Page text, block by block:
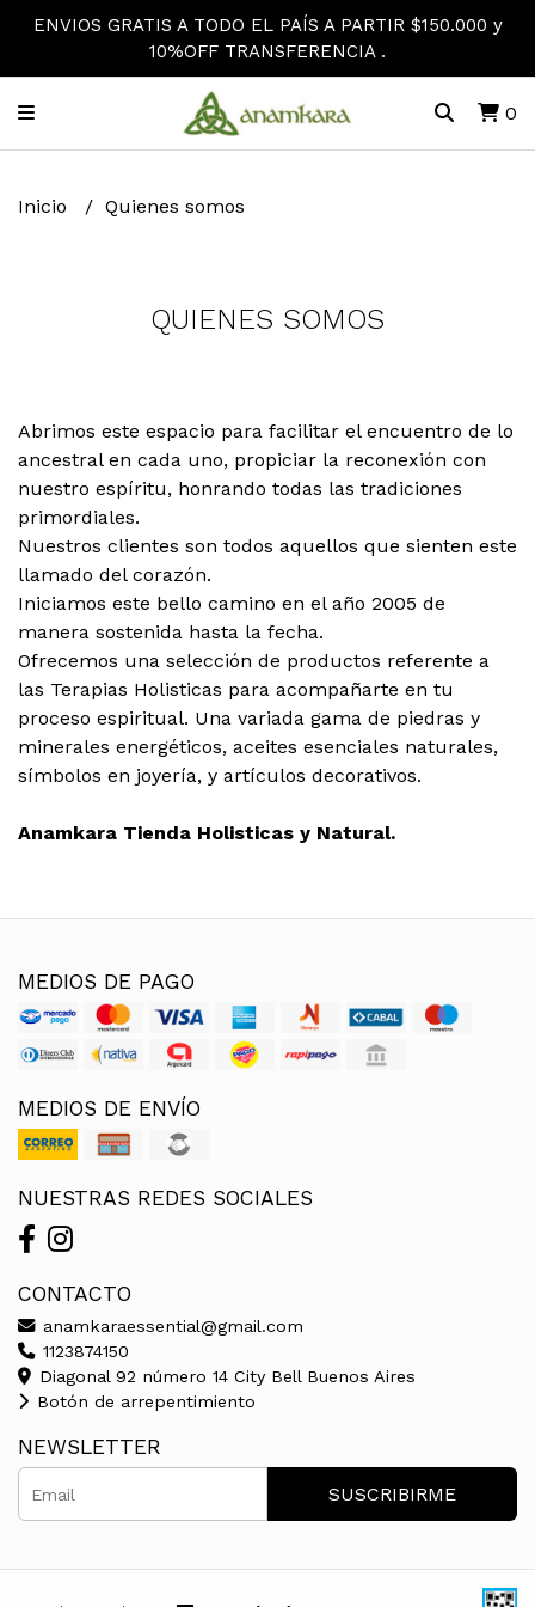
ENVIOS GRATIS A TODO EL PAÍS A PARTIR $150.000 y
10%OFF TRANSFERENCIA .
0
Inicio Quienes somos
QUIENES SOMOS
Abrimos este espacio para facilitar el encuentro de lo
ancestral en cada uno, propiciar la reconexión con
nuestro espíritu, honrando todas las tradiciones
primordiales.
Nuestros clientes son todos aquellos que sienten este
llamado del corazón.
Iniciamos este bello camino en el año 2005 de
manera sostenida hasta la fecha.
Ofrecemos una selección de productos referente a
las Terapias Holisticas para acompañarte en tu
proceso espiritual. Una variada gama de piedras y
minerales energéticos, aceites esenciales naturales,
símbolos en joyería, y artículos decorativos.
Anamkara Tienda Holisticas y Natural.
MEDIOS DE PAGO
MEDIOS DE ENVÍO
NUESTRAS REDES SOCIALES
CONTACTO
anamkaraessential@gmail.com
1123874150
Diagonal 92 número 14 City Bell Buenos Aires
Botón de arrepentimiento
NEWSLETTER
SUSCRIBIRME